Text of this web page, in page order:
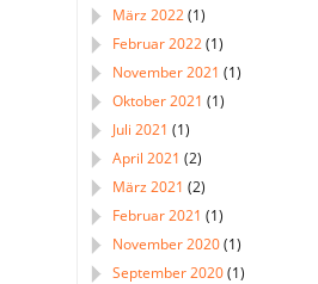
März 2022(1)
Februar 2022(1)
November 2021 (1)
Oktober 2021 (1)
Juli 2021 (1)
April 2021 (2)
März 2021 (2)
Februar 2021 (1)
November 2020(1)
September 2020(1)